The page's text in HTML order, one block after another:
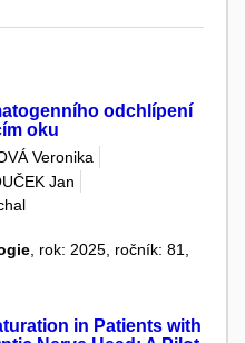
odchlípení
oku
Veronika
Jan
, rok: 2025, ročník: 81,
in Patients with